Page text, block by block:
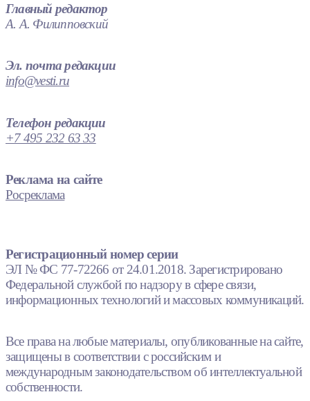
Главный редактор
А. А. Филипповский
Эл. почта редакции
info@vesti.ru
Телефон редакции
+7 495 232 63 33
Реклама на сайте
Росреклама
Регистрационный номер серии
ЭЛ № ФС 77-72266 от 24.01.2018. Зарегистрировано
Федеральной службой по надзору в сфере связи,
информационных технологий и массовых коммуникаций.
Все права на любые материалы, опубликованные на сайте,
защищены в соответствии с российским и
международным законодательством об интеллектуальной
собственности.